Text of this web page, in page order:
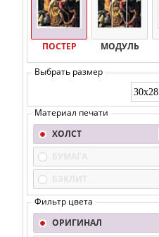
ПОСТЕР МОДУЛЬ
Выбрать размер
Материал печати
ХОЛСТ
Фильтр цвета
ОРИГИНАЛ